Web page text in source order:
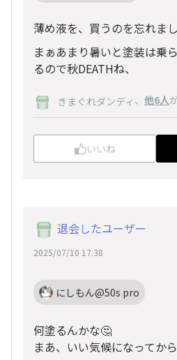
薄め液を、買うのを忘れま
まぁあまり暑いと塗装は乗
るので秋DEATHね、
きまぐれダンディ 、 他6人
いいね
退会したユーザー
2025/07/10 17:38
にしもん@50s pro
何塗るんかな🤔
まあ、いい気候になってか